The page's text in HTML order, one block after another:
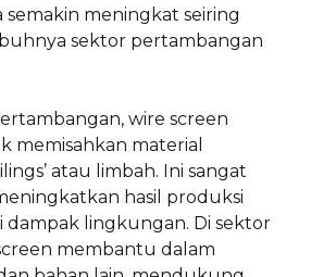
meningkat seiring
sektor pertambangan
wire screen
memisahkan material
atau limbah. Ini sangat
hasil produksi
dampak lingkungan. Di sektor
membantu dalam